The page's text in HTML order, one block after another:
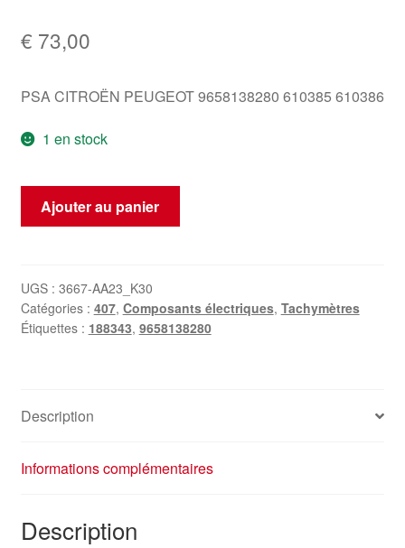
€ 73,00
PSA CITROËN PEUGEOT 9658138280 610385 610386
1 en stock
quantité
Peugeot
407
188
Ajouter au panier
UGS : 3667-AA23_K30
Catégories : 407, Composants électriques, Tachymètres
Étiquettes : 188343, 9658138280
Description
Informations complémentaires
Description